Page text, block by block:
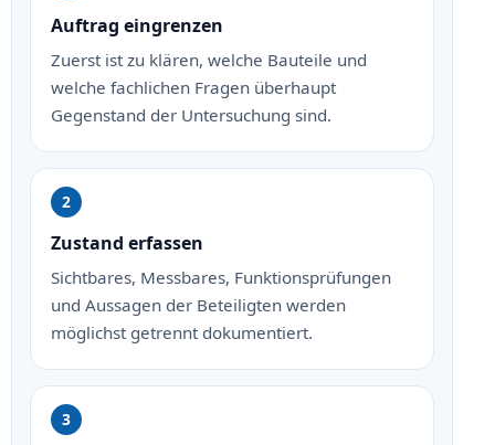
Auftrag eingrenzen
Zuerst ist zu klären, welche Bauteile und
welche fachlichen Fragen überhaupt
Gegenstand der Untersuchung sind.
Zustand erfassen
Sichtbares, Messbares, Funktionsprüfungen
und Aussagen der Beteiligten werden
möglichst getrennt dokumentiert.